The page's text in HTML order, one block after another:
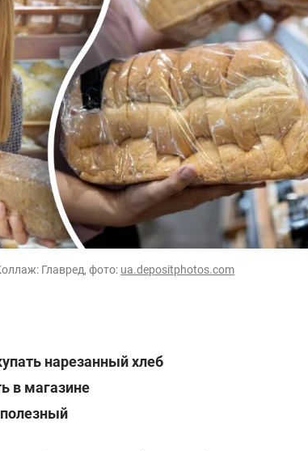
Главред, фото: ua.depositphotos.com
нарезанный хлеб
в магазине